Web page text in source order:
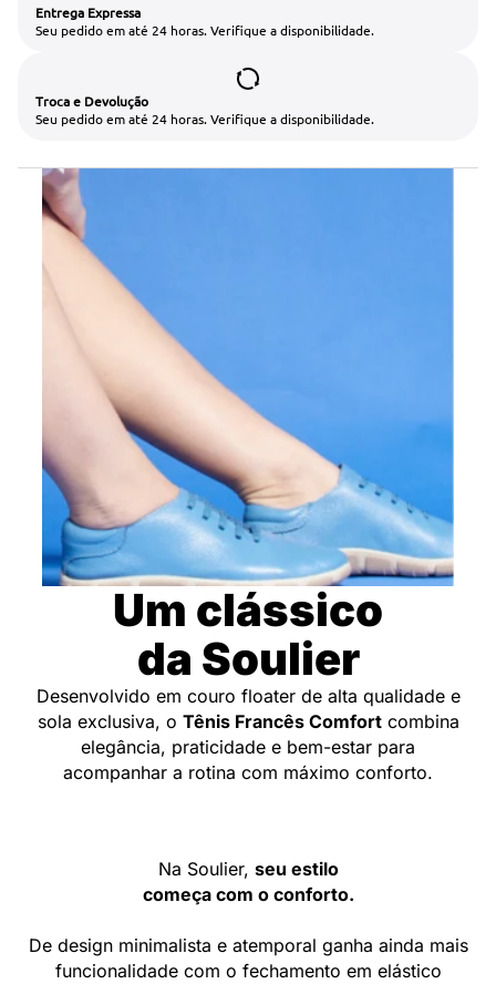
Entrega Expressa
Seu pedido em até 24 horas. Verifique a disponibilidade.
Troca e Devolução
Seu pedido em até 24 horas. Verifique a disponibilidade.
Um clássico
da Soulier
Desenvolvido em couro floater de alta qualidade e
sola exclusiva, o Tênis Francês Comfortcombina
elegância, praticidade e bem-estar para
acompanhar a rotina com máximo conforto.
Na Soulier, seu estilo
começa com o conforto.
De design minimalista e atemporal ganha ainda mais
funcionalidade com o fechamento em elástico